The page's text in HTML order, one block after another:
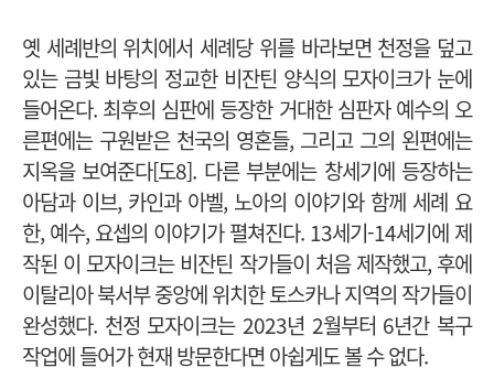
옛 세례반의 위치에서 세례당 위를 바라보면 천정을 덮고
있는 금빛 바탕의 정교한 비잔틴 양식의 모자이크가 눈에
들어온다. 최후의 심판에 등장한 거대한 심판자 예수의 오
른편에는 구원받은 천국의 영혼들, 그리고 그의 왼편에는
지옥을 보여준다[도8]. 다른 부분에는 창세기에 등장하는
아담과 이브, 카인과 아벨, 노아의 이야기와 함께 세례 요
한, 예수, 요셉의 이야기가 펼쳐진다. 13세기-14세기에 제
작된 이 모자이크는 비잔틴 작가들이 처음 제작했고, 후에
이탈리아 북서부 중앙에 위치한 토스카나 지역의 작가들이
완성했다. 천정 모자이크는 2023년 2월부터 6년간 복구
작업에 들어가 현재 방문한다면 아쉽게도 볼 수 없다.